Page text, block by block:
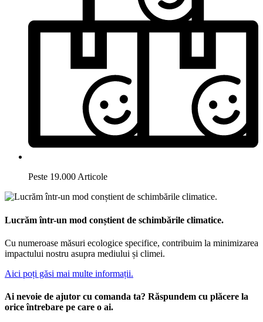
Peste 19.000 Articole
Lucrăm într-un mod conștient de schimbările climatice.
Cu numeroase măsuri ecologice specifice, contribuim la minimizarea
impactului nostru asupra mediului și climei.
Aici poți găsi mai multe informații.
Ai nevoie de ajutor cu comanda ta? Răspundem cu plăcere la
orice întrebare pe care o ai.